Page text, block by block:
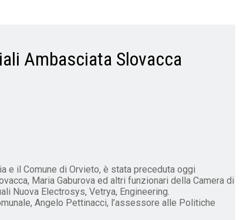
Ambasciata Slovacca
e il Comune di Orvieto, è stata preceduta oggi
Maria Gaburova ed altri funzionari della Camera di
Nuova Electrosys, Vetrya, Engineering.
Angelo Pettinacci, l’assessore alle Politiche